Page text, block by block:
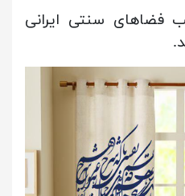
فضاهای سنتی ایرانی